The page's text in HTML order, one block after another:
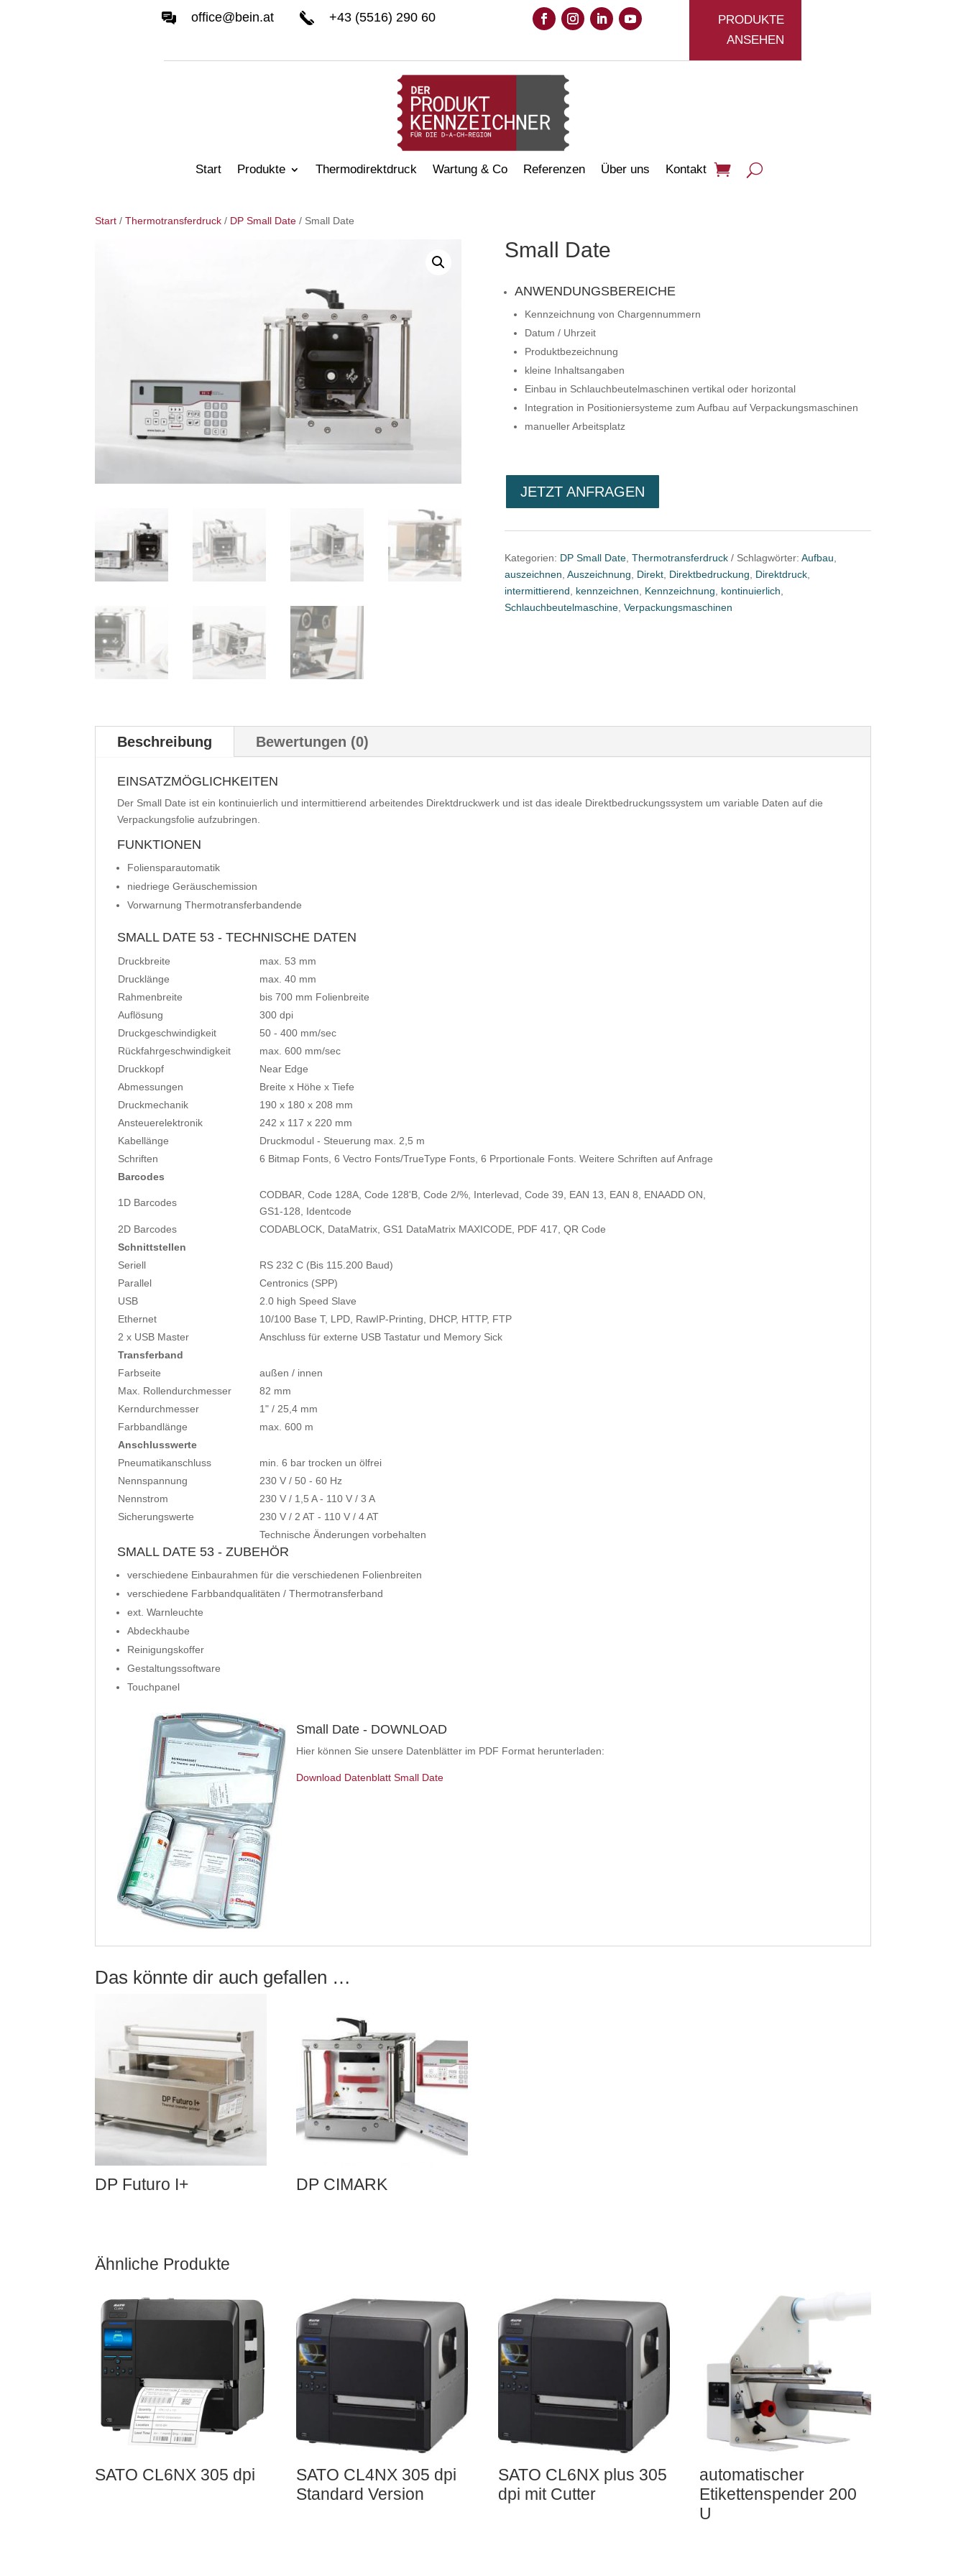
office@bein.at +43 (5516) 290 60
PRODUKTE
ANSEHEN
Start Produkte Thermodirektdruck Wartung & Co Referenzen Über uns Kontakt
Start / Thermotransferdruck / DP Small Date / Small Date
Small Date
ANWENDUNGSBEREICHE
Kennzeichnung von Chargennummern
Datum / Uhrzeit
Produktbezeichnung
kleine Inhaltsangaben
Einbau in Schlauchbeutelmaschinen vertikal oder horizontal
Integration in Positioniersysteme zum Aufbau auf Verpackungsmaschinen
manueller Arbeitsplatz
JETZT ANFRAGEN
Kategorien: DP Small Date, Thermotransferdruck Schlagwörter: Aufbau,
auszeichnen, Auszeichnung, Direkt, Direktbedruckung, Direktdruck,
intermittierend, kennzeichnen, Kennzeichnung, kontinuierlich,
Schlauchbeutelmaschine, Verpackungsmaschinen
Beschreibung Bewertungen (0)
EINSATZMÖGLICHKEITEN
Der Small Date ist ein kontinuierlich und intermittierend arbeitendes Direktdruckwerk und ist das ideale Direktbedruckungssystem um variable Daten auf die
Verpackungsfolie aufzubringen.
FUNKTIONEN
Foliensparautomatik
niedriege Geräuschemission
Vorwarnung Thermotransferbandende
SMALL DATE 53 - TECHNISCHE DATEN
Druckbreite
max. 53 mm
Drucklänge
max. 40 mm
Rahmenbreite
bis 700 mm Folienbreite
Auflösung
300 dpi
Druckgeschwindigkeit
50 - 400 mm/sec
Rückfahrgeschwindigkeit
max. 600 mm/sec
Druckkopf
Near Edge
Abmessungen
Breite x Höhe x Tiefe
Druckmechanik
190 x 180 x 208 mm
Ansteuerelektronik
242 x 117 x 220 mm
Kabellänge
Druckmodul - Steuerung max. 2,5 m
Schriften
6 Bitmap Fonts, 6 Vectro Fonts/TrueType Fonts, 6 Prportionale Fonts. Weitere Schriften auf Anfrage
Barcodes
1D Barcodes
CODBAR, Code 128A, Code 128'B, Code 2/%, Interlevad, Code 39, EAN 13, EAN 8, ENAADD ON,
GS1-128, Identcode
2D Barcodes
CODABLOCK, DataMatrix, GS1 DataMatrix MAXICODE, PDF 417, QR Code
Schnittstellen
Seriell
RS 232 C (Bis 115.200 Baud)
Parallel
Centronics (SPP)
USB
2.0 high Speed Slave
Ethernet
10/100 Base T, LPD, RawIP-Printing, DHCP, HTTP, FTP
2 x USB Master
Anschluss für externe USB Tastatur und Memory Sick
Transferband
Farbseite
außen / innen
Max. Rollendurchmesser
82 mm
Kerndurchmesser
1" / 25,4 mm
Farbbandlänge
max. 600 m
Anschlusswerte
Pneumatikanschluss
min. 6 bar trocken un ölfrei
Nennspannung
230 V / 50 - 60 Hz
Nennstrom
230 V / 1,5 A - 110 V / 3 A
Sicherungswerte
230 V / 2 AT - 110 V / 4 AT
Technische Änderungen vorbehalten
SMALL DATE 53 - ZUBEHÖR
verschiedene Einbaurahmen für die verschiedenen Folienbreiten
verschiedene Farbbandqualitäten / Thermotransferband
ext. Warnleuchte
Abdeckhaube
Reinigungskoffer
Gestaltungssoftware
Touchpanel
Small Date - DOWNLOAD
Hier können Sie unsere Datenblätter im PDF Format herunterladen:
Download Datenblatt Small Date
Das könnte dir auch gefallen …
DP Futuro I+ DP CIMARK
Ähnliche Produkte
SATO CL6NX 305 dpi
SATO CL4NX 305 dpi
Standard Version
SATO CL6NX plus 305
dpi mit Cutter
automatischer
Etikettenspender 200
U